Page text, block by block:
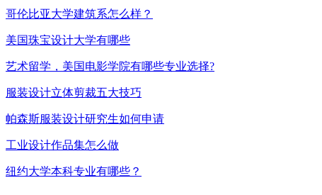
哥伦比亚大学建筑系怎么样？
美国珠宝设计大学有哪些
艺术留学，美国电影学院有哪些专业选择?
服装设计立体剪裁五大技巧
帕森斯服装设计研究生如何申请
工业设计作品集怎么做
纽约大学本科专业有哪些？